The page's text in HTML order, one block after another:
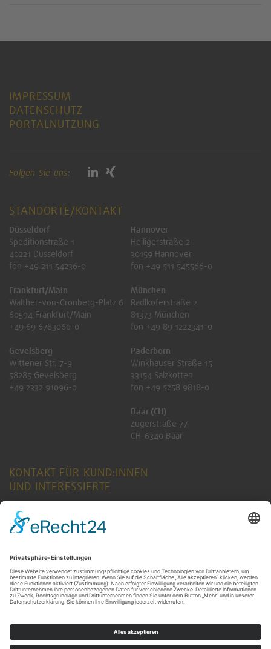
IMPRESSUM
DATENSCHUTZ
PORTALNUTZUNG
Folgen Sie uns:
STANDORTE/KONTAKT
Düsseldorf
Speditionstraße 1
40221 Düsseldorf
fon +49 211 54236-0
Frankfurt/Main
Walther-von-Cronberg-Platz 6
60594 Frankfurt/Main
+49 69 6783060-0
Gevelsberg
Wittener Str. 7-9
58285 Gevelsberg
+49 2332 91096-0
Hannover
Heiligerstraße 2
30159 Hannover
fon +49 511 545566-0
München
Radlkoferstraße 2
81373 München
fon +49 89 1222341-0
Paderborn
Winkhauser Straße 15
33154 Salzkotten
fon +49 5258 9818-0
Baar (CH)
Zugerstraße 77
CH-6340 Baar
KONTAKT FÜR KUND:INNEN
UND INTERESSIERTE
ANFRAGE SENDEN
KONTAKT FÜR RENTNER:INNEN